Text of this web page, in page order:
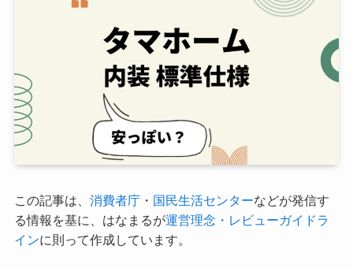
この記事は、 消費者庁・ 国民生活センターなどが発信す
る情報を基に、はなまるが運営理念・レビューガイドラ
インに則って作成しています。